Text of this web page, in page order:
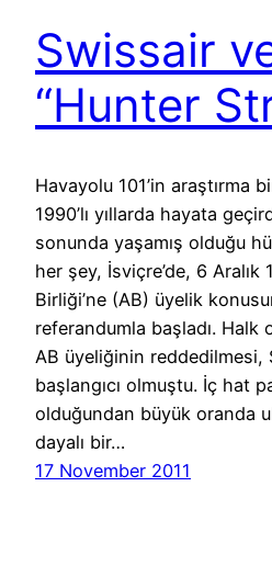
Swissair
“Hunter
Havayolu 101’in araştırma
1990’lı yıllarda hayata
sonunda yaşamış olduğu
her şey, İsviçre’de, 6
Birliği’ne (AB) üyelik
referandumla başladı. Halk
AB üyeliğinin reddedilmesi,
başlangıcı olmuştu. İç hat
olduğundan büyük oranda
dayalı bir…
17 November 2011